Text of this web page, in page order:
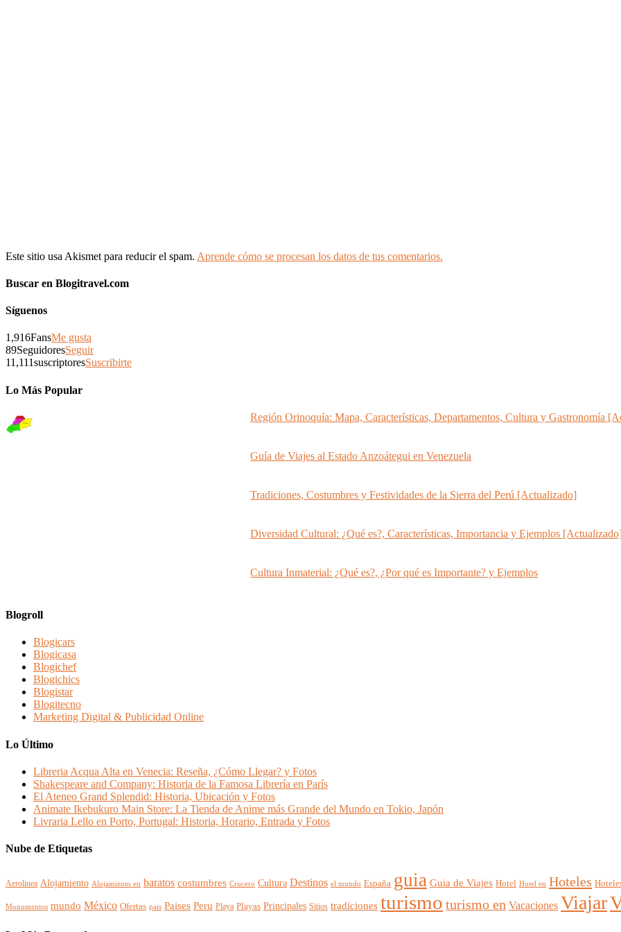
Este sitio usa Akismet para reducir el spam. Aprende cómo se procesan los datos de tus comentarios.
Buscar en Blogitravel.com
Síguenos
1,916FansMe gusta
89SeguidoresSeguir
11,111suscriptoresSuscribirte
Lo Más Popular
Región Orinoquía: Mapa, Características, Departamentos, Cultura y Gastronomía
Guía de Viajes al Estado Anzoátegui en Venezuela
Tradiciones, Costumbres y Festividades de la Sierra del Perú [Actualizado]
Diversidad Cultural: ¿Qué es?, Características, Importancia y Ejemplos
Cultura Inmaterial: ¿Qué es?, ¿Por qué es Importante? y Ejemplos
Blogroll
Blogicars
Blogicasa
Blogichef
Blogichics
Blogistar
Blogitecno
Marketing Digital & Publicidad Online
Lo Último
Libreria Acqua Alta en Venecia: Reseña, ¿Cómo Llegar? y Fotos
Shakespeare and Company: Historia de la Famosa Librería en París
El Ateneo Grand Splendid: Historia, Ubicación y Fotos
Animate Ikebukuro Main Store: La Tienda de Anime más Grande del Mundo en Tokio, Japón
Livraria Lello en Porto, Portugal: Historia, Horario, Entrada y Fotos
Nube de Etiquetas
Aerolinea Alojamiento Alojamiento en baratos costumbres Crucero Cultura Destinos el mundo España guia Guia de Viajes Hotel Hotel en Hoteles
Monumentos mundo México Ofertas pais Paises Peru Playa Playas Principales Sitios tradiciones turismo turismo en Vacaciones Viajar